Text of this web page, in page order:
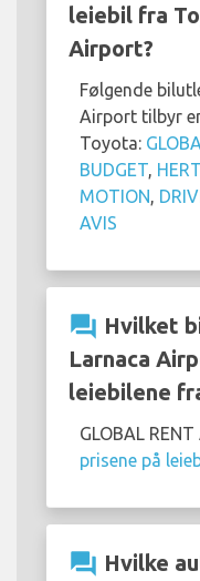
leiebil fra
Airport?
Følgende
Airport tilbyr
Toyota:
BUDGET
MOTION
AVIS
question_answer Hvilket
Larnaca
leiebilene
GLOBAL
prisene på
question_answer Hvilke